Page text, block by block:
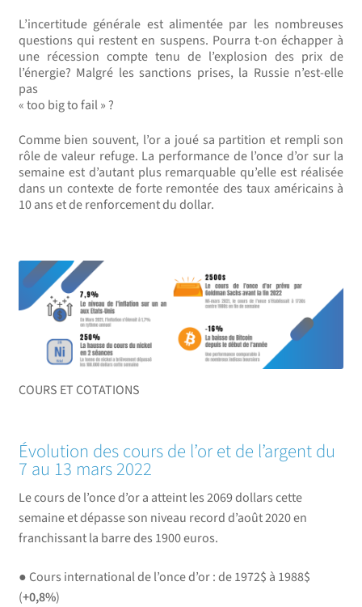
L’incertitude générale est alimentée par les nombreuses
questions qui restent en suspens. Pourra t-on échapper à
une récession compte tenu de l’explosion des prix de
l’énergie? Malgré les sanctions prises, la Russie n’est-elle
pas
« too big to fail » ?
Comme bien souvent, l’or a joué sa partition et rempli son
rôle de valeur refuge. La performance de l’once d’or sur la
semaine est d’autant plus remarquable qu’elle est réalisée
dans un contexte de forte remontée des taux américains à
10 ans et de renforcement du dollar.
COURS ET COTATIONS
Évolution des cours de l’or et de l’argent du
7 au 13 mars 2022
Le cours de l’once d’or a atteint les2069 dollars cette
semaineet dépasse son niveau record d’août 2020 en
franchissant la barre des 1900 euros.
● Cours international de l’once d’or : de 1972$ à 1988$
(+0,8%)